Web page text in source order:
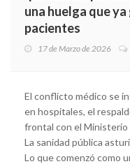
una huelga que
pacientes
17 de Marzo de 2026
El conflicto médico se
en hospitales, el
frontal con el Ministerio
La sanidad pública
Lo que comenzó como